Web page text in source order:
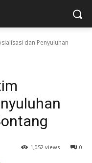
dan Penyuluhan
0
1,052 views